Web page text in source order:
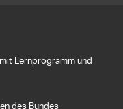
Lernprogramm und